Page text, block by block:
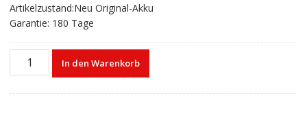
Artikelzustand:Neu Original-Akku
Garantie: 180 Tage
Laptop
In den Warenkorb